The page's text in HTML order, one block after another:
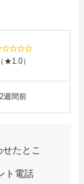
（★1.0）
2週間前
たとこ
ト電話